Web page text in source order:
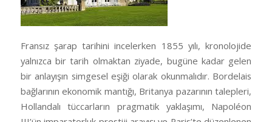
Fransız şarap tarihini incelerken 1855 yılı, kronolojide
yalnızca bir tarih olmaktan ziyade, bugüne kadar gelen
bir anlayışın simgesel eşiği olarak okunmalıdır. Bordelais
bağlarının ekonomik mantığı, Britanya pazarının talepleri,
Hollandalı tüccarların pragmatik yaklaşımı, Napoléon